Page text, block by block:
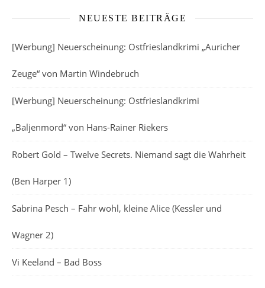
NEUESTE BEITRÄGE
[Werbung] Neuerscheinung: Ostfrieslandkrimi „Auricher
Zeuge“ von Martin Windebruch
[Werbung] Neuerscheinung: Ostfrieslandkrimi
„Baljenmord“ von Hans-Rainer Riekers
Robert Gold – Twelve Secrets. Niemand sagt die Wahrheit
(Ben Harper 1)
Sabrina Pesch – Fahr wohl, kleine Alice (Kessler und
Wagner 2)
Vi Keeland – Bad Boss